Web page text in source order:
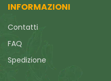
INFORMAZIONI
Contatti
FAQ
Spedizione